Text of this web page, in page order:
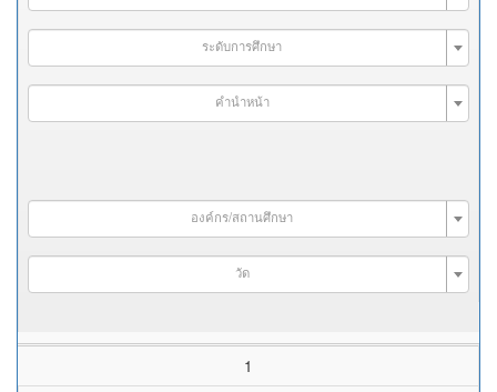
ระดับการศึกษา
คำนำหน้า
องค์กร/สถานศึกษา
วัด
1